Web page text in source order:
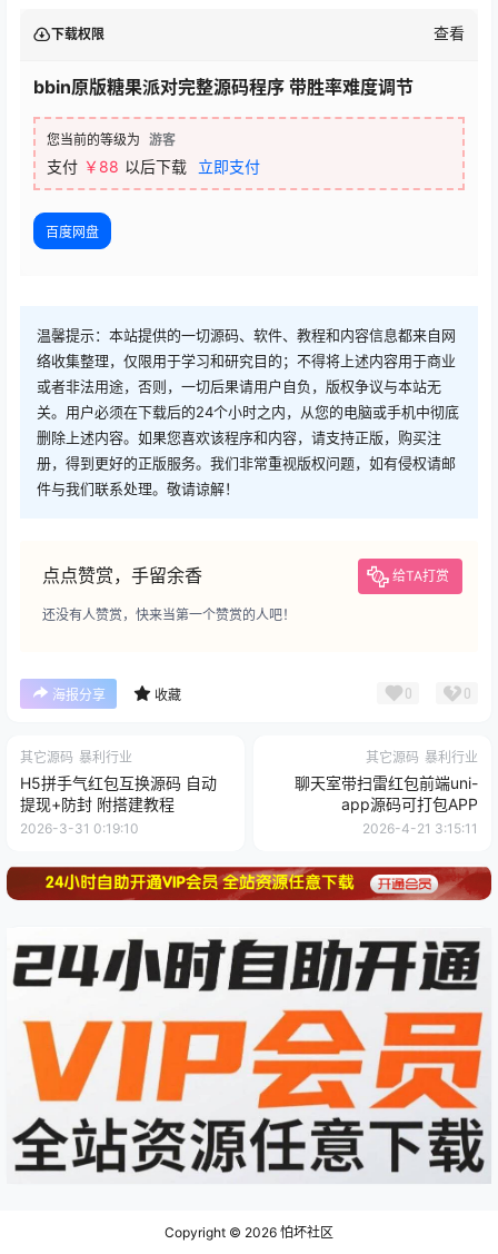
下载权限 查看
bbin原版糖果派对完整源码程序 带胜率难度调节
您当前的等级为 游客
支付 ￥88 以后下载 立即支付
百度网盘
温馨提示：本站提供的一切源码、软件、教程和内容信息都来自网
络收集整理，仅限用于学习和研究目的；不得将上述内容用于商业
或者非法用途，否则，一切后果请用户自负，版权争议与本站无
关。用户必须在下载后的24个小时之内，从您的电脑或手机中彻底
删除上述内容。如果您喜欢该程序和内容，请支持正版，购买注
册，得到更好的正版服务。我们非常重视版权问题，如有侵权请邮
件与我们联系处理。敬请谅解！
点点赞赏，手留余香 给TA打赏
还没有人赞赏，快来当第一个赞赏的人吧！
海报分享 收藏 0 0
其它源码 暴利行业
H5拼手气红包互换源码 自动
提现+防封 附搭建教程
2026-3-31 0:19:10
其它源码 暴利行业
聊天室带扫雷红包前端uni-
app源码可打包APP
2026-4-21 3:15:11
Copyright © 2026 怕坏社区